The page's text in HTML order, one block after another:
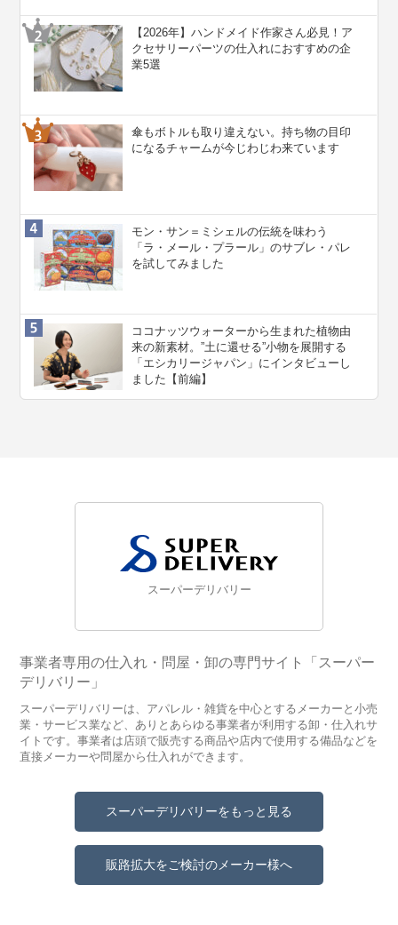
【2026年】ハンドメイド作家さん必見！ア
クセサリーパーツの仕入れにおすすめの企
業5選
傘もボトルも取り違えない。持ち物の目印
になるチャームが今じわじわ来ています
モン・サン＝ミシェルの伝統を味わう
「ラ・メール・プラール」のサブレ・パレ
を試してみました
ココナッツウォーターから生まれた植物由
来の新素材。”⼟に還せる”小物を展開する
「エシカリージャパン」にインタビューし
ました【前編】
スーパーデリバリー
事業者専用の仕入れ・問屋・卸の専門サイト「スーパー
デリバリー」
スーパーデリバリーは、アパレル・雑貨を中心とするメーカーと小売
業・サービス業など、ありとあらゆる事業者が利用する卸・仕入れサ
イトです。事業者は店頭で販売する商品や店内で使用する備品などを
直接メーカーや問屋から仕入れができます。
スーパーデリバリーをもっと見る
販路拡大をご検討のメーカー様へ